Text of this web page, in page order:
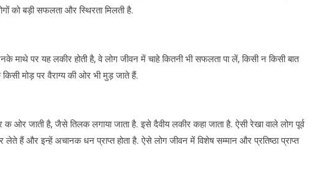
को बड़ी सफलता और स्थिरता मिलती है.
माथे पर यह लकीर होती है, वे लोग जीवन में चाहे कितनी भी सफलता पा लें, किसी न किसी बात
मोड़ पर वैराग्य की ओर भी मुड़ जाते हैं.
ओर जाती है, जैसे तिलक लगाया जाता है. इसे दैवीय लकीर कहा जाता है. ऐसी रेखा वाले लोग पूर्व
हैं और इन्हें अचानक धन प्राप्त होता है. ऐसे लोग जीवन में विशेष सम्मान और प्रतिष्ठा प्राप्त